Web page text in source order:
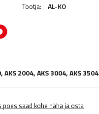
Tootja: AL-KO
AKS 2004,AKS 3004,AKS 3504
poes saad kohe näha ja osta